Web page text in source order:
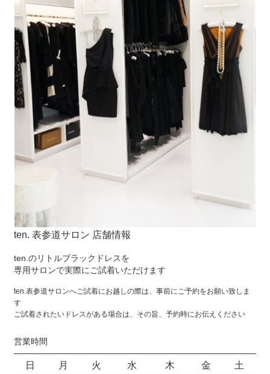
ten. 表参道サロン 店舗情報
ten.のリトルブラックドレスを
専用サロンで実際にご試着いただけます
ten.表参道サロンへご試着にお越しの際は、事前にご予約をお願い致しま
す
ご試着されたいドレスがある場合は、その旨、予約時にお伝えください
営業時間
日 月 火 水 木 金 土